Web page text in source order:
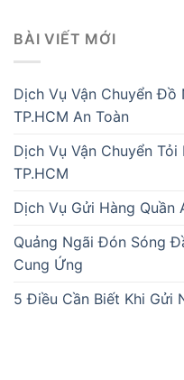
BÀI VIẾT MỚI
Dịch Vụ Vận Chuyển
TP.HCM An Toàn
Dịch Vụ Vận Chuyển
TP.HCM
Dịch Vụ Gửi Hàng Quần
Quảng Ngãi Đón Sóng
Cung Ứng
5 Điều Cần Biết Khi Gửi